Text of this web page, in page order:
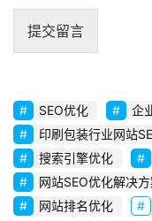
l
b
s
e
r
v
i
提交留言
SEO优化
企
印刷包装行业网站
搜索引擎优化
网站SEO优化解决
网站排名优化